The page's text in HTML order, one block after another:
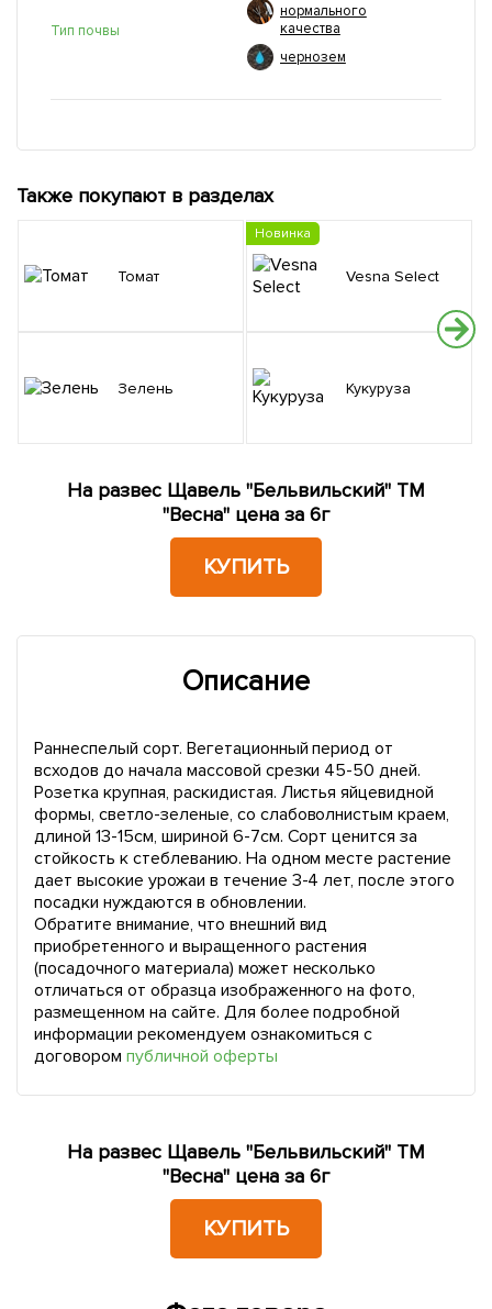
Тип почвы
нормального
качества
чернозем
Также покупают в разделах
Томат
Зелень
Новинка
Vesna Select
Кукуруза
На развес Щавель "Бельвильский" ТМ
"Весна" цена за 6г
КУПИТЬ
Описание
Раннеспелый сорт. Вегетационный период от
всходов до начала массовой срезки 45-50 дней.
Розетка крупная, раскидистая. Листья яйцевидной
формы, светло-зеленые, со слабоволнистым краем,
длиной 13-15см, шириной 6-7см. Сорт ценится за
стойкость к стеблеванию. На одном месте растение
дает высокие урожаи в течение 3-4 лет, после этого
посадки нуждаются в обновлении.
Обратите внимание, что внешний вид
приобретенного и выращенного растения
(посадочного материала) может несколько
отличаться от образца изображенного на фото,
размещенном на сайте. Для более подробной
информации рекомендуем ознакомиться с
договором публичной оферты
На развес Щавель "Бельвильский" ТМ
"Весна" цена за 6г
КУПИТЬ